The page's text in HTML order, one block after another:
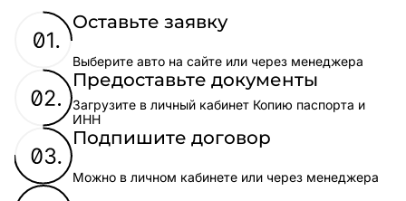
Оставьте заявку
Выберите авто на сайте или через менеджера
Предоставьте документы
Загрузите в личный кабинет Копию паспорта и
ИНН
Подпишите договор
Можно в личном кабинете или через менеджера